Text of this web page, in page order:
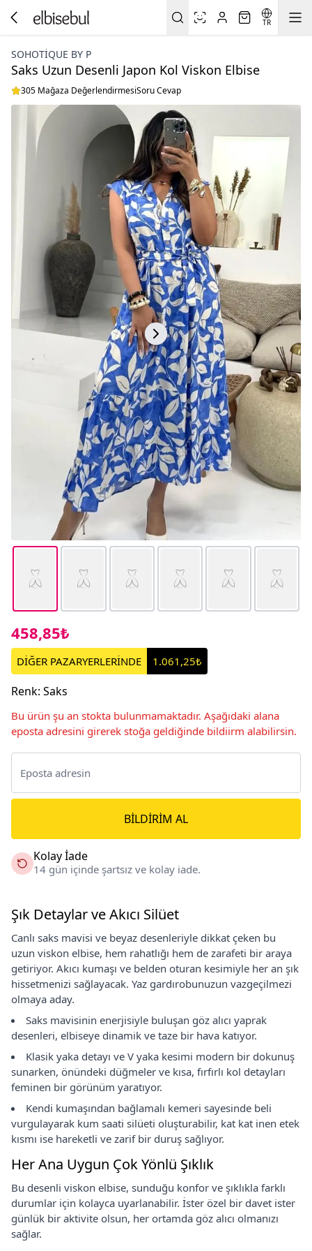
TR
SOHOTIQUE BY P
Saks Uzun Desenli Japon Kol Viskon Elbise
305 Mağaza DeğerlendirmesiSoru Cevap
458,85₺
DİĞER PAZARYERLERİNDE 1.061,25₺
Renk: Saks
Bu ürün şu an stokta bulunmamaktadır. Aşağıdaki alana
eposta adresini girerek stoğa geldiğinde bildiirm alabilirsin.
BILDIRIM AL
Kolay İade
14 gün içinde şartsız ve kolay iade.
Şık Detaylar ve Akıcı Silüet
Canlı saks mavisi ve beyaz desenleriyle dikkat çeken bu
uzun viskon elbise, hem rahatlığı hem de zarafeti bir araya
getiriyor. Akıcı kumaşı ve belden oturan kesimiyle her an şık
hissetmenizi sağlayacak. Yaz gardırobunuzun vazgeçilmezi
olmaya aday.
Saks mavisinin enerjisiyle buluşan göz alıcı yaprak
desenleri, elbiseye dinamik ve taze bir hava katıyor.
Klasik yaka detayı ve V yaka kesimi modern bir dokunuş
sunarken, önündeki düğmeler ve kısa, fırfırlı kol detayları
feminen bir görünüm yaratıyor.
Kendi kumaşından bağlamalı kemeri sayesinde beli
vurgulayarak kum saati silüeti oluşturabilir, kat kat inen etek
kısmı ise hareketli ve zarif bir duruş sağlıyor.
Her Ana Uygun Çok Yönlü Şıklık
Bu desenli viskon elbise, sunduğu konfor ve şıklıkla farklı
durumlar için kolayca uyarlanabilir. İster özel bir davet ister
günlük bir aktivite olsun, her ortamda göz alıcı olmanızı
sağlar.